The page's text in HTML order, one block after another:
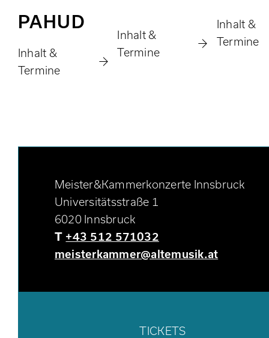
PAHUD
Inhalt &
Termine
Inhalt &
Termine
Inhalt &
Termine
Meister&Kammerkonzerte Innsbruck
Universitätsstraße 1
6020 Innsbruck
T +43 512 571032
meisterkammer@altemusik.at
TICKETS